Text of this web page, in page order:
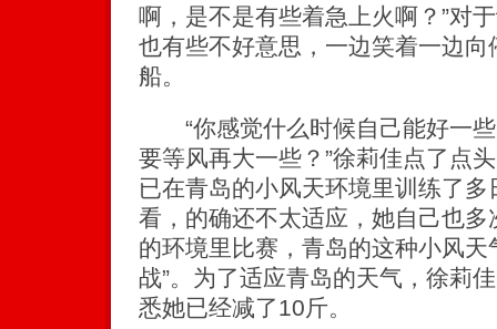
啊，是不是有些着急上火啊？”对
也有些不好意思，一边笑着一边
船。
“你感觉什么时候自己能好一些
要等风再大一些？”徐莉佳点了点
已在青岛的小风天环境里训练了
看，的确还不太适应，她自己也多
的环境里比赛，青岛的这种小风
战”。为了适应青岛的天气，徐莉
悉她已经减了10斤。